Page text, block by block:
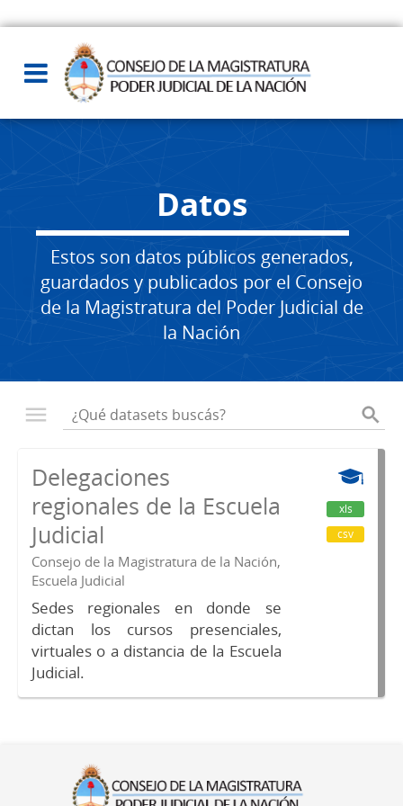
Datos
Estos son datos públicos generados,
guardados y publicados por el Consejo
de la Magistratura del Poder Judicial de
la Nación
Delegaciones
regionales de la Escuela
Judicial
Consejo de la Magistratura de la Nación,
Escuela Judicial
Sedes regionales en donde se
dictan los cursos presenciales,
virtuales o a distancia de la Escuela
Judicial.
xls
csv